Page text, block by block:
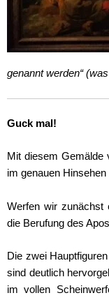
genannt werden“
Guck mal!
Mit diesem Gemälde
im genauen Hinsehen
Werfen wir zunächst
die Berufung des
Die zwei
sind deutlich
im vollen